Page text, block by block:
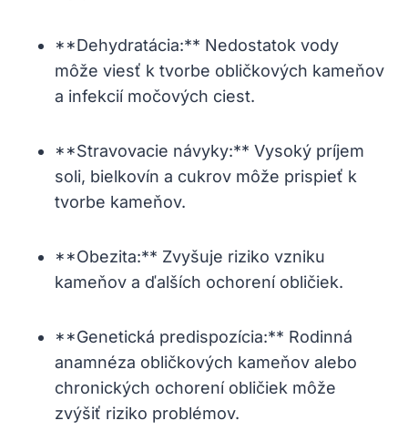
**Dehydratácia:** Nedostatok vody
môže viesť k tvorbe obličkových kameňov
a infekcií močových ciest.
**Stravovacie návyky:** Vysoký príjem
soli, bielkovín a cukrov môže prispieť k
tvorbe kameňov.
**Obezita:** Zvyšuje riziko vzniku
kameňov a ďalších ochorení obličiek.
**Genetická predispozícia:** Rodinná
anamnéza obličkových kameňov alebo
chronických ochorení obličiek môže
zvýšiť riziko problémov.